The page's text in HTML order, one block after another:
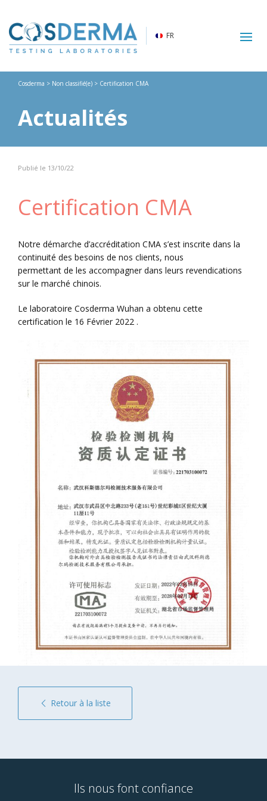
FR
Cosderma > Non classifié(e) > Certification CMA
Actualités
Publié le 13/10/22
Certification CMA
Notre démarche d’accréditation CMA s’est inscrite dans la
continuité des besoins de nos clients, nous
permettant de les accompagner dans leurs revendications
sur le marché chinois.
Le laboratoire Cosderma Wuhan a obtenu cette
certification le 16 Février 2022 .
Retour à la liste
Ils nous font confiance